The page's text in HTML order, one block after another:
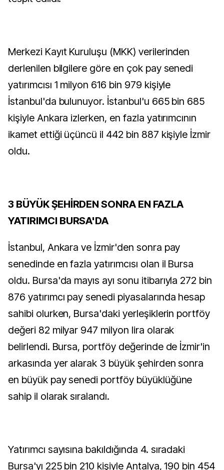
Merkezi Kayıt Kuruluşu (MKK) verilerinden
derlenilen bilgilere göre en çok pay senedi
yatırımcısı 1 milyon 616 bin 979 kişiyle
İstanbul'da bulunuyor. İstanbul'u 665 bin 685
kişiyle Ankara izlerken, en fazla yatırımcının
ikamet ettiği üçüncü il 442 bin 887 kişiyle İzmir
oldu.
3 BÜYÜK ŞEHİRDEN SONRA EN FAZLA
YATIRIMCI BURSA'DA
İstanbul, Ankara ve İzmir'den sonra pay
senedinde en fazla yatırımcısı olan il Bursa
oldu. Bursa'da mayıs ayı sonu itibarıyla 272 bin
876 yatırımcı pay senedi piyasalarında hesap
sahibi olurken, Bursa'daki yerleşiklerin portföy
değeri 82 milyar 947 milyon lira olarak
belirlendi. Bursa, portföy değerinde de İzmir'in
arkasında yer alarak 3 büyük şehirden sonra
en büyük pay senedi portföy büyüklüğüne
sahip il olarak sıralandı.
Yatırımcı sayısına bakıldığında 4. sıradaki
Bursa'yı 225 bin 210 kişiyle Antalya, 190 bin 454